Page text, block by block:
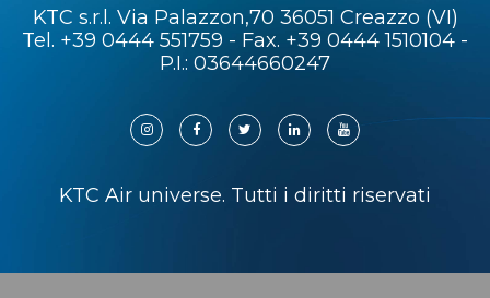
KTC s.r.l. Via Palazzon,70 36051 Creazzo (VI)
Tel. +39 0444 551759 - Fax. +39 0444 1510104 -
P.I.: 03644660247
KTC Air universe. Tutti i diritti riservati